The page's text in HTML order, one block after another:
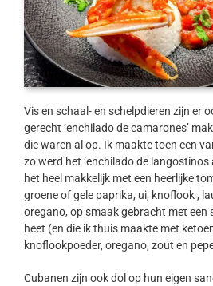
Vis en schaal- en schelpdieren zijn er
gerecht ‘enchilado de camarones’
die waren al op. Ik maakte toen een
zo werd het ‘enchilado de langostinos
het heel makkelijk met een heerlijke
groene of gele paprika, ui, knoflook ,
oregano, op smaak gebracht met een
heet (en die ik thuis maakte met
knoflookpoeder, oregano, zout en
Cubanen zijn ook dol op hun eigen